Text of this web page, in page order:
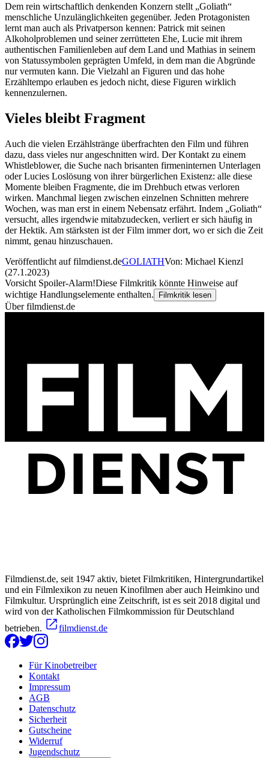
Dem rein wirtschaftlich denkenden Konzern stellt „Goliath“
menschliche Unzulänglichkeiten gegenüber. Jeden Protagonisten
lernt man auch als Privatperson kennen: Patrick mit seinen
Alkoholproblemen und seiner zerrütteten Ehe, Lucie mit ihrem
authentischen Familienleben auf dem Land und Mathias in seinem
von Statussymbolen geprägten Umfeld, in dem man die Abgründe
nur vermuten kann. Die Vielzahl an Figuren und das hohe
Erzähltempo erlauben es jedoch nicht, diese Figuren wirklich
kennenzulernen.
Vieles bleibt Fragment
Auch die vielen Erzählstränge überfrachten den Film und führen
dazu, dass vieles nur angeschnitten wird. Der Kontakt zu einem
Whistleblower, die Suche nach brisanten firmeninternen Unterlagen
oder Lucies Loslösung von ihrer bürgerlichen Existenz: alle diese
Momente bleiben Fragmente, die im Drehbuch etwas verloren
wirken. Manchmal liegen zwischen einzelnen Schnitten mehrere
Wochen, was man erst in einem Nebensatz erfährt. Indem „Goliath“
versucht, alles irgendwie mitabzudecken, verliert er sich häufig in
der Hektik. Am stärksten ist der Film immer dort, wo er sich die Zeit
nimmt, genau hinzuschauen.
Veröffentlicht auf filmdienst.deGOLIATHVon: Michael Kienzl
(27.1.2023)
Vorsicht Spoiler-Alarm!Diese Filmkritik könnte Hinweise auf
wichtige Handlungselemente enthalten.
Filmkritik lesen
Über filmdienst.de
Filmdienst.de, seit 1947 aktiv, bietet Filmkritiken, Hintergrundartikel
und ein Filmlexikon zu neuen Kinofilmen aber auch Heimkino und
Filmkultur. Ursprünglich eine Zeitschrift, ist es seit 2018 digital und
wird von der Katholischen Filmkommission für Deutschland
betrieben.
filmdienst.de
Für Kinobetreiber
Kontakt
Impressum
AGB
Datenschutz
Sicherheit
Gutscheine
Widerruf
Jugendschutz